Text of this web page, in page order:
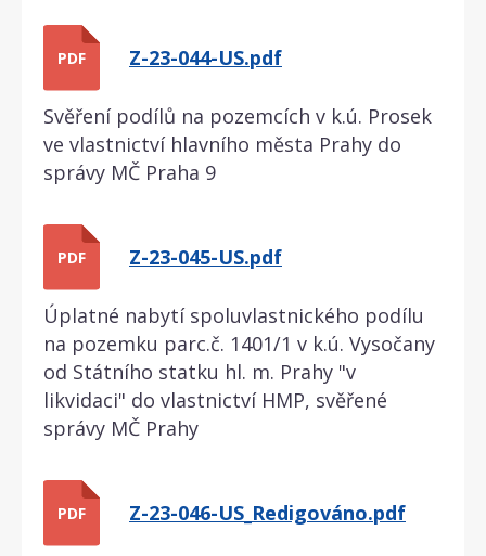
PDF Z-23-044-US.pdf
Svěření podílů na pozemcích v k.ú. Prosek
ve vlastnictví hlavního města Prahy do
správy MČ Praha 9
PDF Z-23-045-US.pdf
Úplatné nabytí spoluvlastnického podílu
na pozemku parc.č. 1401/1 v k.ú. Vysočany
od Státního statku hl. m. Prahy "v
likvidaci" do vlastnictví HMP, svěřené
správy MČ Prahy
PDF Z-23-046-US_Redigováno.pdf